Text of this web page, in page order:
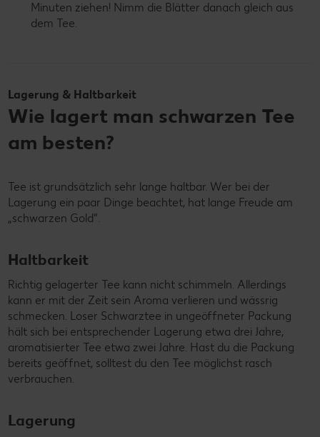
Minuten ziehen! Nimm die Blätter danach gleich aus
dem Tee.
Lagerung & Haltbarkeit
Wie lagert man schwarzen Tee
am besten?
Tee ist grundsätzlich sehr lange haltbar. Wer bei der
Lagerung ein paar Dinge beachtet, hat lange Freude am
„schwarzen Gold“.
Haltbarkeit
Richtig gelagerter Tee kann nicht schimmeln. Allerdings
kann er mit der Zeit sein Aroma verlieren und wässrig
schmecken. Loser Schwarztee in ungeöffneter Packung
hält sich bei entsprechender Lagerung etwa drei Jahre,
aromatisierter Tee etwa zwei Jahre. Hast du die Packung
bereits geöffnet, solltest du den Tee möglichst rasch
verbrauchen.
Lagerung